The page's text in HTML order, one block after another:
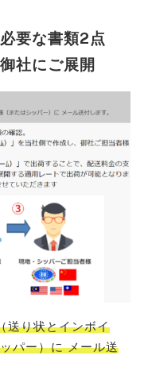
要な書類2点
社にご展開
送り状とインボイ
パー）に メール送